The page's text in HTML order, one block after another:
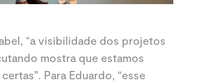
“a visibilidade dos projetos
mostra que estamos
Para Eduardo, “esse